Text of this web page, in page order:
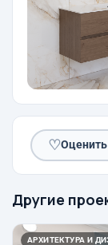
♡Оценить
Другие
АРХИТЕКТУРА И